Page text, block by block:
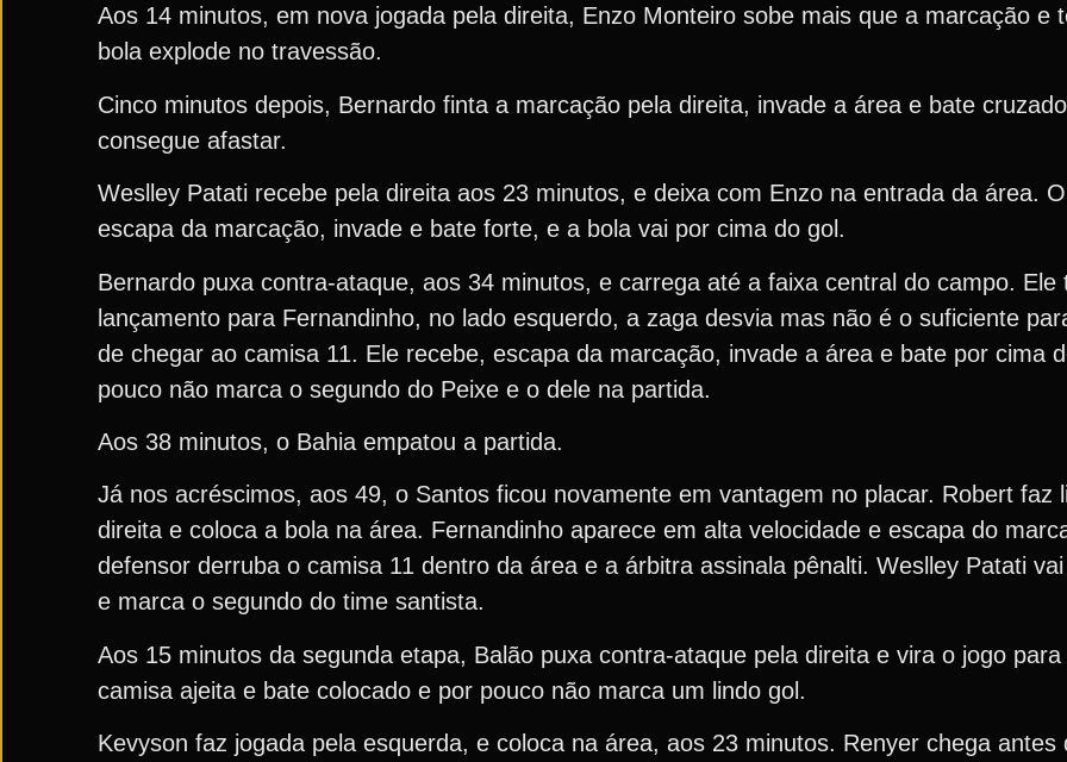
Aos 14 minutos, em nova jogada pela direita, Enzo Monteiro sobe mais que a marcação e
bola explode no travessão.
Cinco minutos depois, Bernardo finta a marcação pela direita, invade a área e bate
consegue afastar.
Weslley Patati recebe pela direita aos 23 minutos, e deixa com Enzo na entrada da área.
escapa da marcação, invade e bate forte, e a bola vai por cima do gol.
Bernardo puxa contra-ataque, aos 34 minutos, e carrega até a faixa central do campo. Ele
lançamento para Fernandinho, no lado esquerdo, a zaga desvia mas não é o suficiente
de chegar ao camisa 11. Ele recebe, escapa da marcação, invade a área e bate por cima
pouco não marca o segundo do Peixe e o dele na partida.
Aos 38 minutos, o Bahia empatou a partida.
Já nos acréscimos, aos 49, o Santos ficou novamente em vantagem no placar. Robert faz
direita e coloca a bola na área. Fernandinho aparece em alta velocidade e escapa do
defensor derruba o camisa 11 dentro da área e a árbitra assinala pênalti. Weslley Patati
e marca o segundo do time santista.
Aos 15 minutos da segunda etapa, Balão puxa contra-ataque pela direita e vira o jogo
camisa ajeita e bate colocado e por pouco não marca um lindo gol.
Kevyson faz jogada pela esquerda, e coloca na área, aos 23 minutos. Renyer chega antes